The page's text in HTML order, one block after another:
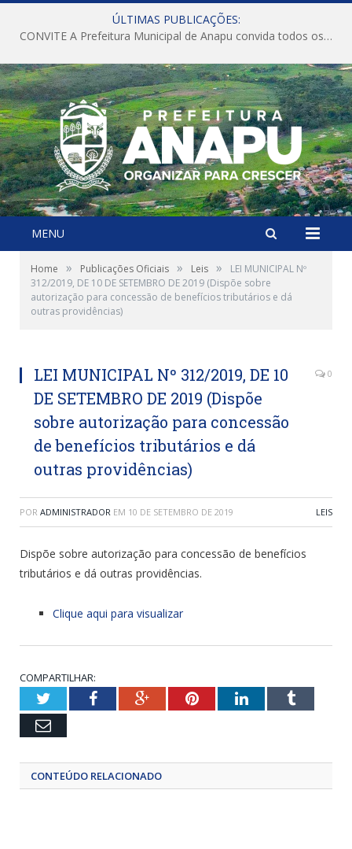
ÚLTIMAS PUBLICAÇÕES:
CONVITE A Prefeitura Municipal de Anapu convida todos os servidores públicos municipais para participarem da Audiência Pública de discussão da Lei de Diretrizes Orçamentárias (LDO), importante instrumento de planejamento das ações e investimentos da Administração Pública para o próximo exercício financeiro.
MENU
Home » Publicações Oficiais » Leis »
LEI MUNICIPAL Nº
312/2019, DE 10 DE SETEMBRO DE 2019 (Dispõe sobre
autorização para concessão de benefícios tributários e dá
outras providências)
LEI MUNICIPAL Nº 312/2019, DE 10
DE SETEMBRO DE 2019 (Dispõe
sobre autorização para concessão
de benefícios tributários e dá
outras providências)
0
POR ADMINISTRADOR EM 10 DE SETEMBRO DE 2019 LEIS
Dispõe sobre autorização para concessão de benefícios
tributários e dá outras providências.
Clique aqui para visualizar
COMPARTILHAR:
TwitterFacebookGoogle+PinterestLinkedInTumblr
Email
CONTEÚDO RELACIONADO